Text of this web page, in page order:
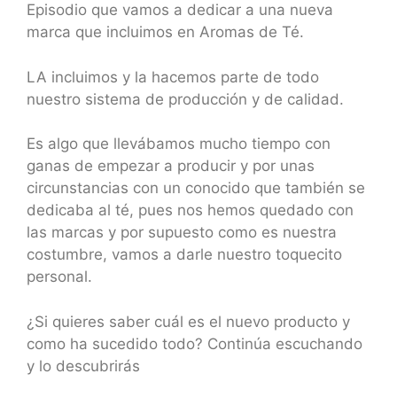
Episodio que vamos a dedicar a una nueva
marca que incluimos en Aromas de Té.
LA incluimos y la hacemos parte de todo
nuestro sistema de producción y de calidad.
Es algo que llevábamos mucho tiempo con
ganas de empezar a producir y por unas
circunstancias con un conocido que también se
dedicaba al té, pues nos hemos quedado con
las marcas y por supuesto como es nuestra
costumbre, vamos a darle nuestro toquecito
personal.
¿Si quieres saber cuál es el nuevo producto y
como ha sucedido todo? Continúa escuchando
y lo descubrirás